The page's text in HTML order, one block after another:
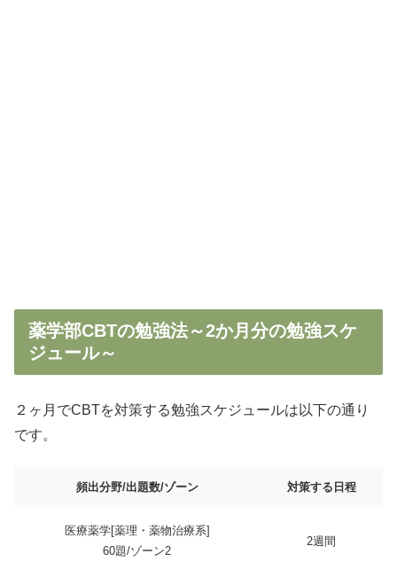
薬学部CBTの勉強法～2か月分の勉強スケ
ジュール～
２ヶ月でCBTを対策する勉強スケジュールは以下の通り
です。
頻出分野/出題数/ゾーン 対策する日程
医療薬学[薬理・薬物治療系]
60題/ゾーン2
2週間